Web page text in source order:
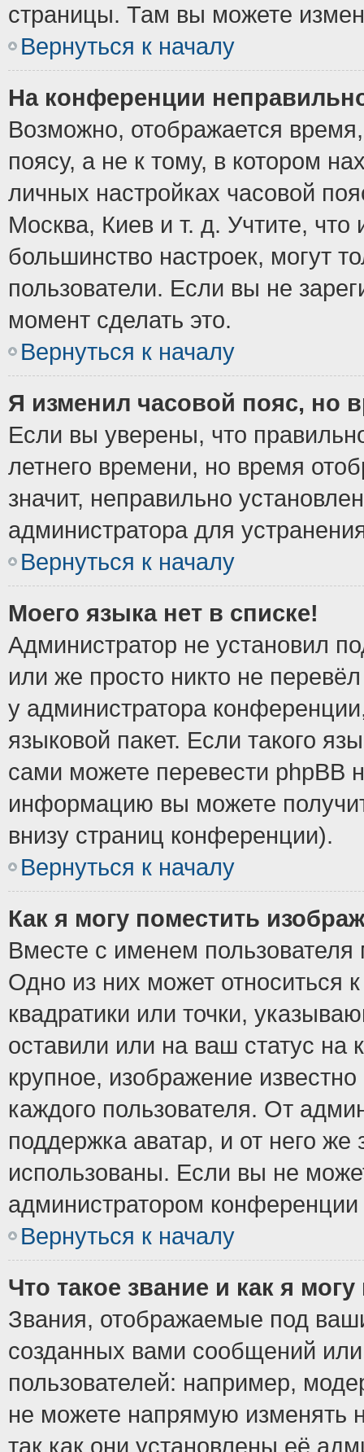
страницы. Там вы можете
Вернуться к началу
На конференции
Возможно, отображается
поясу, а не к тому, в котором
личных настройках часовой
Москва, Киев и т. д. Учтите, что
большинство настроек, могут
пользователи. Если вы не
момент сделать это.
Вернуться к началу
Я изменил часовой пояс, но
Если вы уверены, что
летнего времени, но время
значит, неправильно
администратора для
Вернуться к началу
Моего языка нет в списке!
Администратор не установил
или же просто никто не
у администратора
языковой пакет. Если такого
сами можете перевести phpBB
информацию вы можете
внизу страниц конференции).
Вернуться к началу
Как я могу поместить
Вместе с именем пользователя
Одно из них может относиться
квадратики или точки,
оставили или на ваш статус
крупное, изображение
каждого пользователя. От
поддержка аватар, и от него же
использованы. Если вы не
администратором
Вернуться к началу
Что такое звание и как я
Звания, отображаемые под
созданных вами сообщений
пользователей: например,
не можете напрямую изменять
так как они установлены её